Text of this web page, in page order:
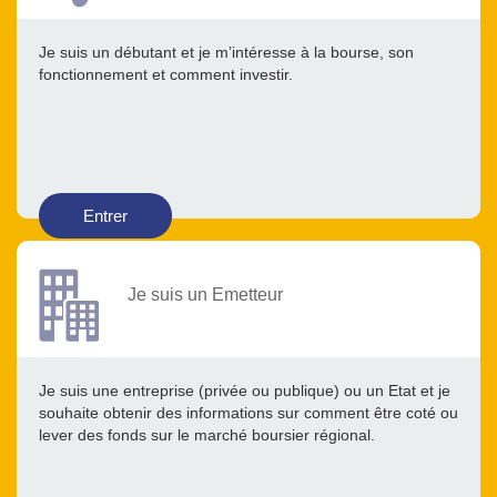
Je suis un débutant et je m’intéresse à la bourse, son
fonctionnement et comment investir.
Entrer
Je suis un Emetteur
Je suis une entreprise (privée ou publique) ou un Etat et je
souhaite obtenir des informations sur comment être coté ou
lever des fonds sur le marché boursier régional.